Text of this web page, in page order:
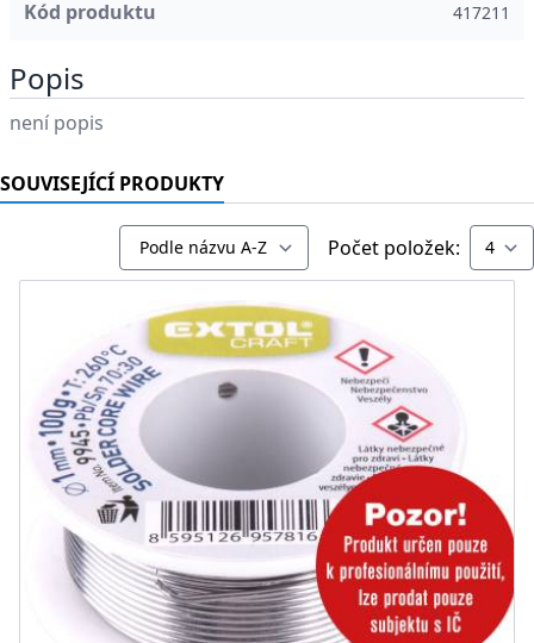
Kód produktu 417211
Popis
není popis
SOUVISEJÍCÍ PRODUKTY
Počet položek: